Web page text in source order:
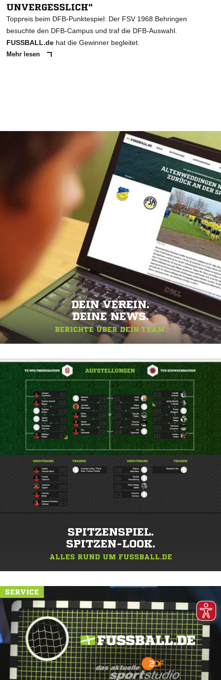
UNVERGESSLICH"
Toppreis beim DFB-Punktespiel: Der FSV 1968 Behringen
besuchte den DFB-Campus und traf die DFB-Auswahl.
FUSSBALL.de hat die Gewinner begleitet.
Mehr lesen
DEIN VEREIN.
DEINE NEWS.
BERICHTE ÜBER DEIN TEAM.
SPITZENSPIEL.
SPITZEN-LOOK.
ALLES RUND UM FUSSBALL.DE
SERVICE